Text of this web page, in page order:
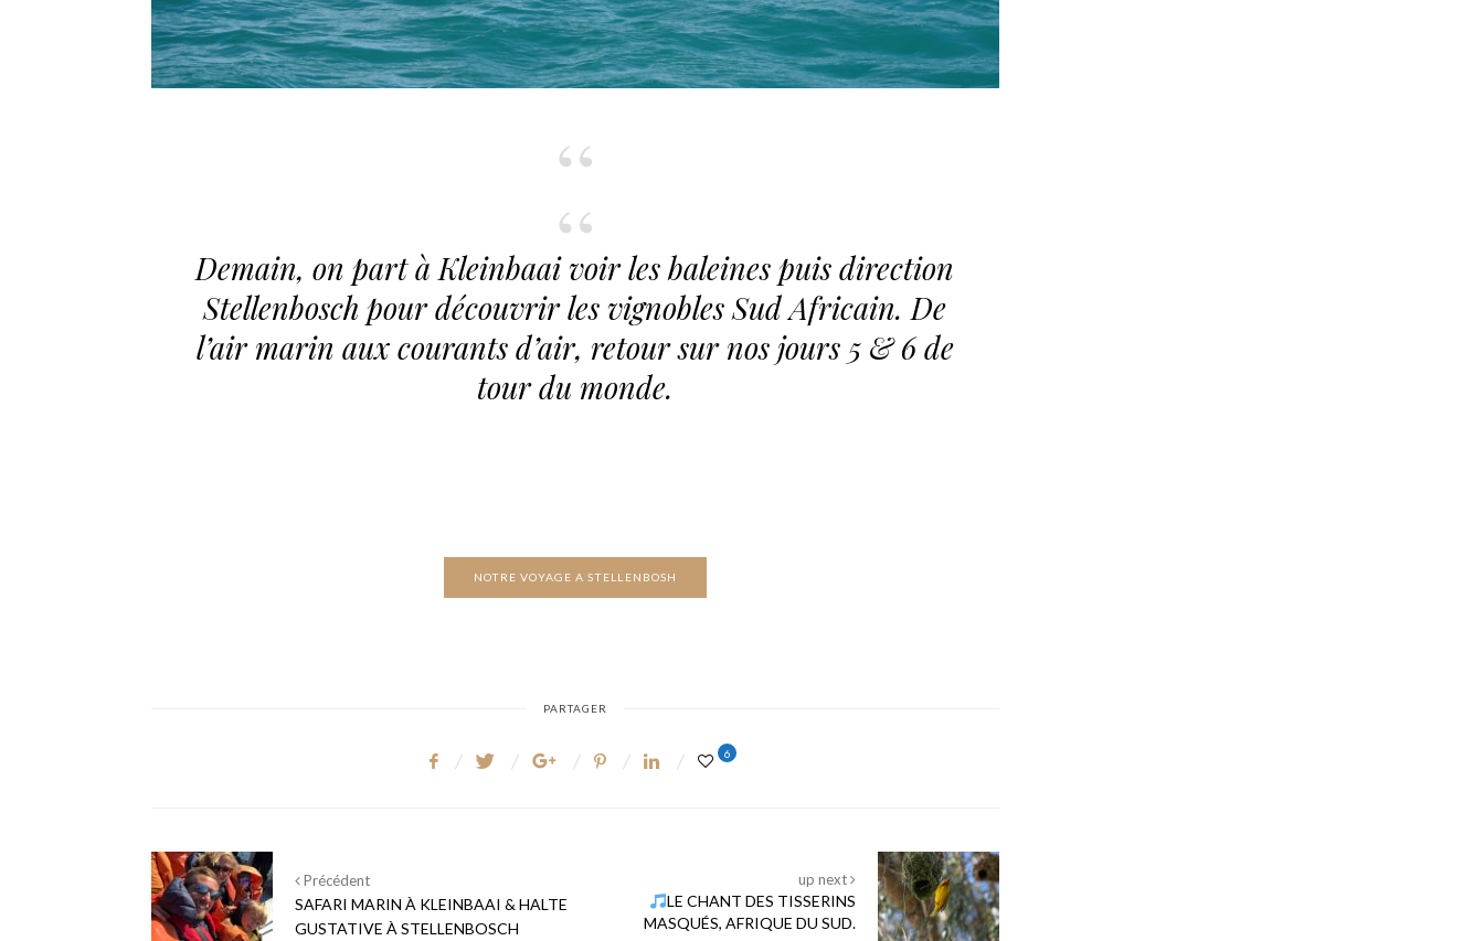
Demain, on part à Kleinbaai voir les baleines puis direction
Stellenbosch pour découvrir les vignobles Sud Africain. De
l’air marin aux courants d’air, retour sur nos jours 5 & 6 de
tour du monde.
NOTRE VOYAGE A STELLENBOSH
PARTAGER
6
Précédent
SAFARI MARIN À KLEINBAAI & HALTE
GUSTATIVE À STELLENBOSCH
up next
LE CHANT DES TISSERINS
MASQUÉS, AFRIQUE DU SUD.